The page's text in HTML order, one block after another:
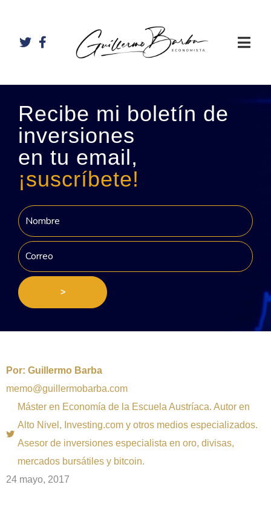
Recibe mi boletín de
inversiones
en tu email,
¡suscríbete!
>
Por: Guillermo Barba
memo@guillermobarba.com
Máster en Economía de la Escuela Austríaca. Autor en
Alto Nivel, Investing.com y otros medios especializados.
Asesor de inversiones especialista en oro, divisas,
mercados bursátiles y bitcoin.
24 mayo, 2017